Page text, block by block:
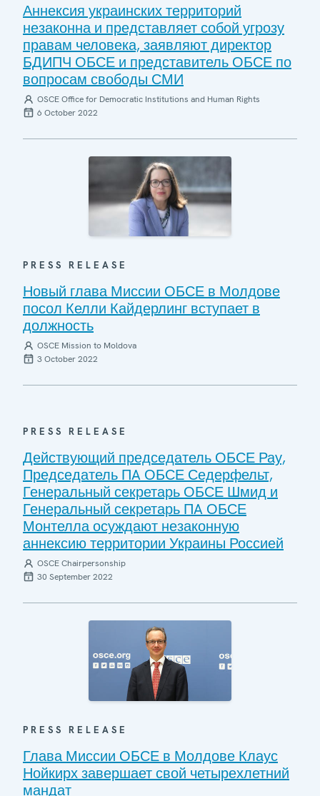
Аннексия украинских территорий
незаконна и представляет собой угрозу
правам человека, заявляют директор
БДИПЧ ОБСЕ и представитель ОБСЕ по
вопросам свободы СМИ
OSCE Office for Democratic Institutions and Human Rights
6 October 2022
PRESS RELEASE
Новый глава Миссии ОБСЕ в Молдове
посол Келли Кайдерлинг вступает в
должность
OSCE Mission to Moldova
3 October 2022
PRESS RELEASE
Действующий председатель ОБСЕ Рау,
Председатель ПA ОБСЕ Седерфельт,
Генеральный секретарь ОБСЕ Шмид и
Генеральный секретарь ПA ОБСЕ
Монтелла осуждают незаконную
аннексию территории Украины Россией
OSCE Chairpersonship
30 September 2022
PRESS RELEASE
Глава Миссии ОБСЕ в Молдове Клаус
Нойкирх завершает свой четырехлетний
мандат